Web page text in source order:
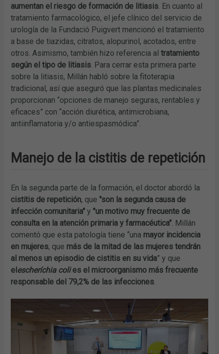
aumentan el riesgo de formación de litiasis. En cuanto al
tratamiento farmacológico, el jefe clínico del servicio de
urología de la Fundació Puigvert mencionó el tratamiento
a base de tiazidas, citratos, alopurinol, acotados, entre
otros. Asimismo, también hizo referencia altratamiento
según el tipo de litiasis. Para cerrar esta primera parte
sobre la litiasis, Millán habló sobre la fitoterapia
tradicional, así que aseguró que las plantas medicinales
proporcionan “opciones de manejo seguras, rentables y
eficaces” con “acción diurética, antimicrobiana,
antiinflamatoria y/o antiespasmódica”.
Manejo de la cistitis de repetición
En la segunda parte de la formación, el doctor abordó la
cistitis de repetición, que "son la segunda causa de
infección comunitaria" y "un motivo muy frecuente de
consulta en la atención primaria y farmacéutica". Millán
comentó que esta patología tiene “una mayor incidencia
en mujeres, que más de la mitad de las mujeres tendrán
al menos un episodio de cistitis en su vida” y que
el escheríchia colies el microorganismo más frecuente
responsable del 79,2% de las infecciones.